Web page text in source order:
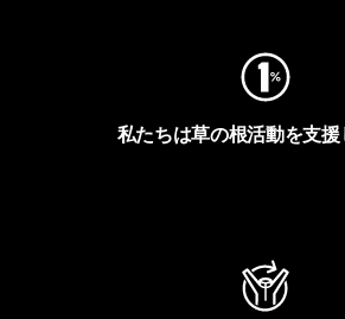
私たちは草の根活動を支援